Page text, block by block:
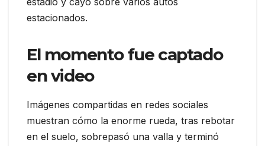
estacionados.
El momento fue captado
en video
Imágenes compartidas en redes sociales
muestran cómo la enorme rueda, tras rebotar
en el suelo, sobrepasó una valla y terminó